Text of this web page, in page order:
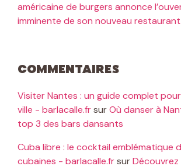
américaine de burgers annonce
imminente de son nouveau
Commentaires
Visiter Nantes : un guide complet
ville - barlacalle.frsurOù danser à
top 3 des bars dansants
Cuba libre : le cocktail emblématique
cubaines - barlacalle.frsurDécouvrez